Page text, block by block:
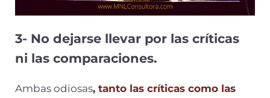
3- No dejarse llevar por las críticas
ni las comparaciones.
Ambas odiosas, tanto las críticas como las